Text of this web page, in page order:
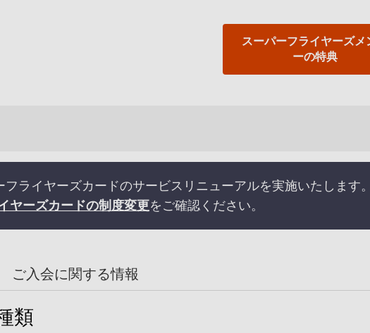
スーパーフライヤーズメ
ーの特典
ライヤーズカードのサービスリニューアルを実施いたします
ヤーズカードの制度変更をご確認ください。
ご入会に関する情報
類